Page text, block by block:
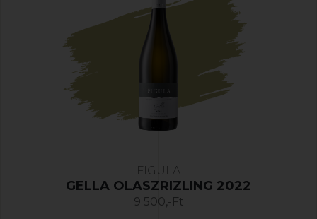
FIGULA
GELLA OLASZRIZLING 2022
9 500,-Ft